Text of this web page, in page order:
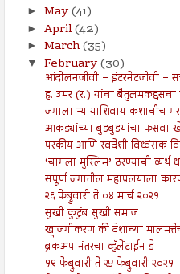
► May(41)
► April(42)
► March(35)
▼ February(30)
आंदोलनजीवी – इंटरनेटजीवी –
ह. उमर (र.) यांचा बैतुलमकद्दसचा
जगाला न्यायाशिवाय कशाचीच
आकड्यांच्या बुडबुडयांचा फसवा
परकीय आणि स्वदेशी विध्वंसक
‘चांगला मुस्लिम’ ठरण्याची व्यर्थ
संपूर्ण जगातील महाप्रलयाला
२६ फेब्रुवारी ते ०४ मार्च २०२१
सुखी कुटुंब सुखी समाज
खाजगीकरण की देशाच्या
ब्रेकअप नंतरचा व्हॅलेंटाईन डे
१९ फेब्रुवारी ते २५ फेब्रुवारी २०२१